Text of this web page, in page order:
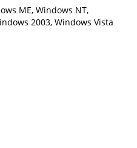
ME, Windows NT,
2003, Windows Vista